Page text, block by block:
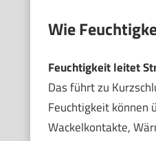
Wie
Feuchtigkeit leitet
Das führt zu
Feuchtigkeit können
Wackelkontakte,